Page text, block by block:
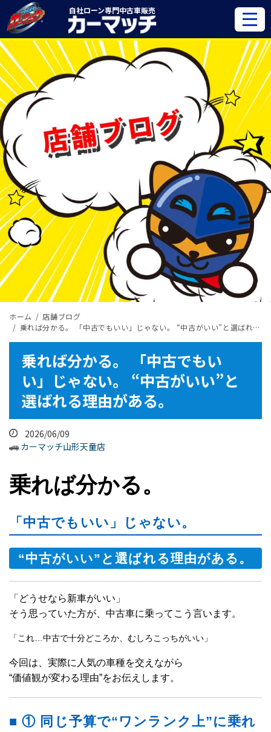
自社ローン専門中古車販売
ホーム
店舗ブログ
乗れば分かる。 「中古でもいい」じゃない。 “中古がいい”と選ばれる理由がある。
乗れば分かる。 「中古でもい
い」じゃない。 “中古がいい”と
選ばれる理由がある。
2026/06/09
カーマッチ山形天童店
乗れば分かる。
「中古でもいい」じゃない。
“中古がいい”と選ばれる理由がある。
「どうせなら新車がいい」
そう思っていた方が、中古車に乗ってこう言います。
「これ…中古で十分どころか、むしろこっちがいい」
今回は、実際に人気の車種を交えながら
“価値観が変わる理由”をお伝えします。
■ ① 同じ予算で“ワンランク上”に乗れ